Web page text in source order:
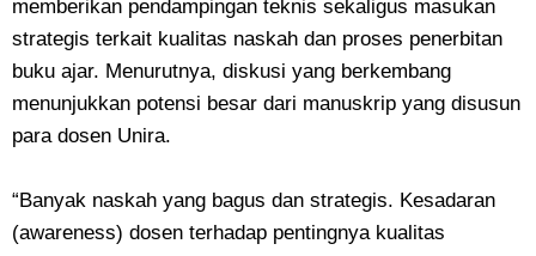
memberikan pendampingan teknis sekaligus masukan
strategis terkait kualitas naskah dan proses penerbitan
buku ajar. Menurutnya, diskusi yang berkembang
menunjukkan potensi besar dari manuskrip yang disusun
para dosen Unira.
“Banyak naskah yang bagus dan strategis. Kesadaran
(awareness) dosen terhadap pentingnya kualitas